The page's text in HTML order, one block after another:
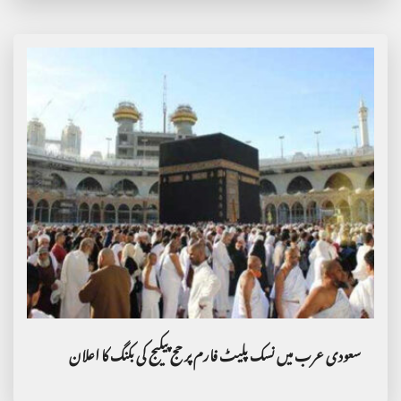
سعودی عرب میں نسک پلیٹ فارم پر حج پیکیج کی بکنگ کا اعلان